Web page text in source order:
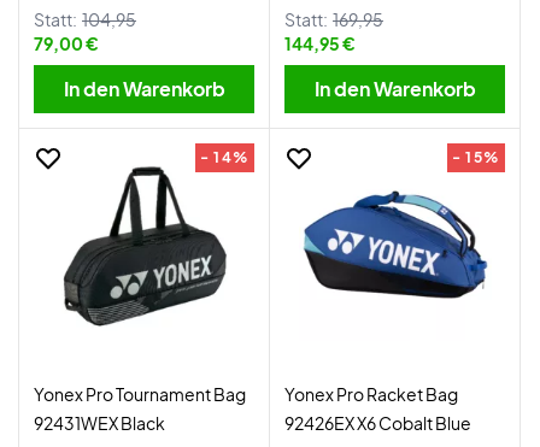
Statt: 104,95
79,00 €
In den Warenkorb
Statt: 169,95
144,95 €
In den Warenkorb
- 14%
Yonex Pro Tournament Bag
92431WEX Black
- 15%
Yonex Pro Racket Bag
92426EX X6 Cobalt Blue